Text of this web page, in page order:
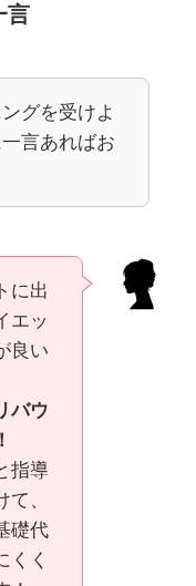
言
グを受けよ
言あればお
に出
エッ
良い
バウ
指導
、
礎代
くく